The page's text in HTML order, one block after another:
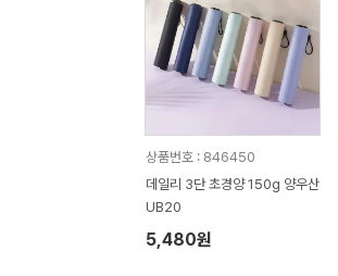
상품번호 : 846450
데일리 3단 초경양 150g 양우산
UB20
5,480원